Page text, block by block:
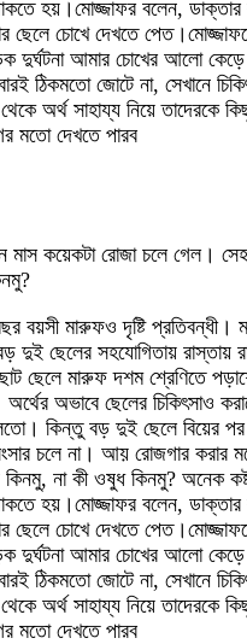
হয়।মোজ্জাফর বলেন, ডাক্তার
চোখে দেখতে
দুর্ঘটনা আমার চোখের আলো
ঠিকমতো জোটে ‍না, সেখানে
অর্থ সাহায্য নিয়ে তাদেরকে
মতো দেখতে পারব
মাস কয়েকটা রোজা চলে গেল।
মারুফও দৃষ্টি প্রতিবন্ধী।
ছেলের সহযোগিতায় রাস্তায়
ছেলে মারুফ দশম শ্রেণিতে
অভাবে ছেলের চিকিৎসাও
কিন্তু বড় দুই ছেলে বিয়ের
চলে না। আয় রোজগার
না কী ওষুধ কিনমু? অনেক
হয়।মোজ্জাফর বলেন, ডাক্তার
চোখে দেখতে
দুর্ঘটনা আমার চোখের আলো
ঠিকমতো জোটে ‍না, সেখানে
অর্থ সাহায্য নিয়ে তাদেরকে
মতো দেখতে পারব